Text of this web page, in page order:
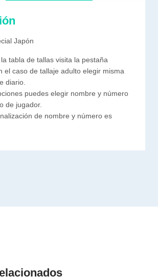
Japón
tabla de tallas visita la pestaña
el caso de tallaje adulto elegir misma
diario.
puedes elegir nombre y número
de jugador.
de nombre y número es